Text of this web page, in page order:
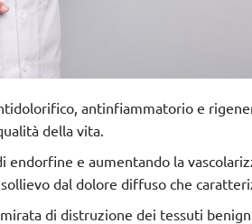
antinfiammatorio e
della vita.
endorfine e aumentando la
sollievo dal dolore diffuso che
mirata di distruzione dei tessuti